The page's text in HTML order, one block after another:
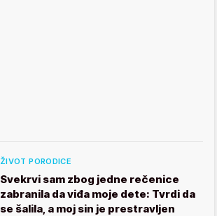
ŽIVOT PORODICE
Svekrvi sam zbog jedne rečenice
zabranila da viđa moje dete: Tvrdi da
se šalila, a moj sin je prestravljen